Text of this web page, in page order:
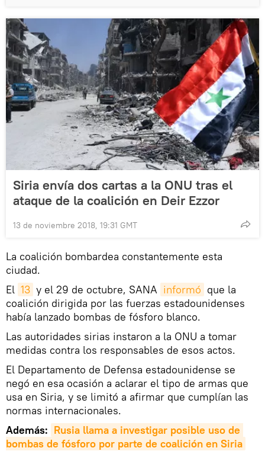
Siria envía dos cartas a la ONU tras el
ataque de la coalición en Deir Ezzor
13 de noviembre 2018, 19:31 GMT
La coalición bombardea constantemente esta
ciudad.
El 13 y el 29 de octubre, SANA informó que la
coalición dirigida por las fuerzas estadounidenses
había lanzado bombas de fósforo blanco.
Las autoridades sirias instaron a la ONU a tomar
medidas contra los responsables de esos actos.
El Departamento de Defensa estadounidense se
negó en esa ocasión a aclarar el tipo de armas que
usa en Siria, y se limitó a afirmar que cumplían las
normas internacionales.
Además: Rusia llama a investigar posible uso de
bombas de fósforo por parte de coalición en Siria